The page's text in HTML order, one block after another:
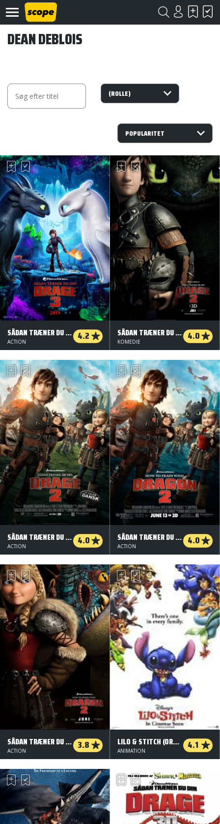
Om
©
Scope
2020
DEAN DEBLOIS
SÅDAN TRÆNER DU DIN DRAGE 3 - 3 D 4.2
ACTION
SÅDAN TRÆNER DU DIN DRAGE 2 - 2 D 4.0
KOMEDIE
SÅDAN TRÆNER DU DIN DRAGE 2 - 3 D 4.0
ACTION
SÅDAN TRÆNER DU DIN DRAGE 2 - 3 D - ORG.VERS. 4.0
ACTION
SÅDAN TRÆNER DU DIN DRAGE 2 - 2 D - ORG.VERS. 3.8
ACTION
LILO & STITCH (ORG. VERSION) 4.1
ANIMATION